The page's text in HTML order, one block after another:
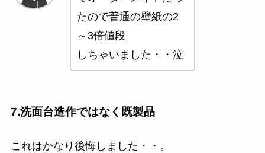
たので普通の壁紙の2
～3倍値段
しちゃいました・・泣
7.洗面台造作ではなく既製品
これはかなり後悔しました・・。